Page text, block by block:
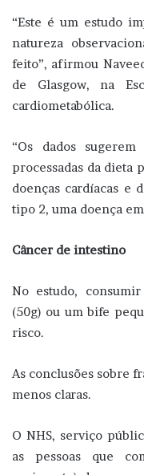
“Este é um estudo
natureza
feito”, afirmou
de Glasgow, na
cardiometabólica.
“Os dados
processadas da dieta
doenças cardíacas e
tipo 2, uma doença
Câncer de intestino
No estudo,
(50g) ou um bife
risco.
As conclusões sobre
menos claras.
O NHS, serviço
as pessoas que